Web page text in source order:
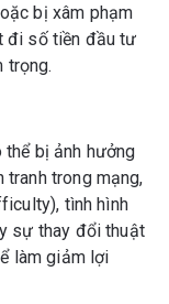
bị xâm phạm
đi số tiền đầu tư
trọng.
thể bị ảnh hưởng
tranh trong mạng,
tình hình
sự thay đổi thuật
làm giảm lợi